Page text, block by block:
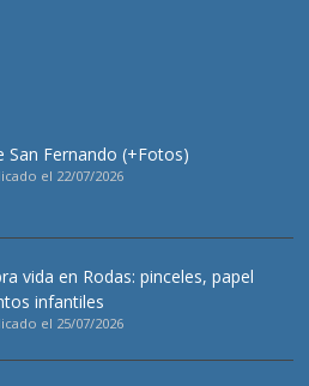
San Fernando (+Fotos)
el 22/07/2026
vida en Rodas: pinceles, papel
infantiles
el 25/07/2026